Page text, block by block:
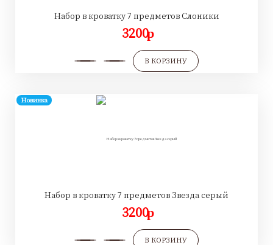
Набор в кроватку 7 предметов Слоники
3200p
В КОРЗИНУ
Новинка
Набор в кроватку 7 предметов Звезда серый
3200p
В КОРЗИНУ